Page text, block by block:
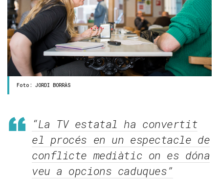
Foto: JORDI BORRÀS
“La TV estatal ha convertit
el procés en un espectacle de
conflicte mediàtic on es dóna
veu a opcions caduques”